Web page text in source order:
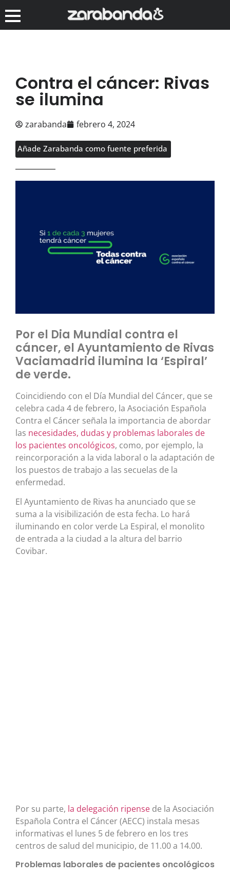
Contra el cáncer: Rivas
se ilumina
zarabanda febrero 4, 2024
Añade Zarabanda como fuente preferida
Por el Dia Mundial contra el
cáncer, el Ayuntamiento de Rivas
Vaciamadrid ilumina la ‘Espiral’
de verde.
Coincidiendo con el Día Mundial del Cáncer, que se
celebra cada 4 de febrero, la Asociación Española
Contra el Cáncer señala la importancia de abordar
las necesidades, dudas y problemas laborales de
los pacientes oncológicos, como, por ejemplo, la
reincorporación a la vida laboral o la adaptación de
los puestos de trabajo a las secuelas de la
enfermedad.
El Ayuntamiento de Rivas ha anunciado que se
suma a la visibilización de esta fecha. Lo hará
iluminando en color verde La Espiral, el monolito
de entrada a la ciudad a la altura del barrio
Covibar.
Por su parte, la delegación ripense de la Asociación
Española Contra el Cáncer (AECC) instala mesas
informativas el lunes 5 de febrero en los tres
centros de salud del municipio, de 11.00 a 14.00.
Problemas laborales de pacientes oncológicos